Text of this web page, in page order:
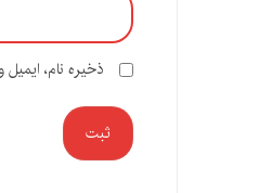
ذخیره نام،
ثبت